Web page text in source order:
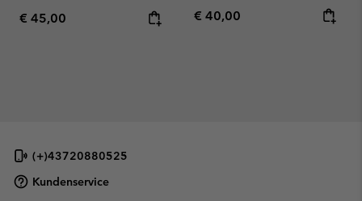
Regular price:
€ 45,00 Regular price:
€ 40,00
(+)43720880525
Kundenservice